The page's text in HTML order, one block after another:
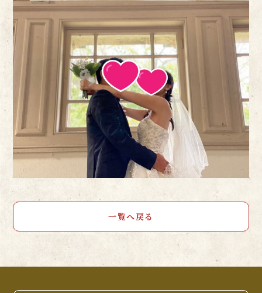
一覧へ戻る